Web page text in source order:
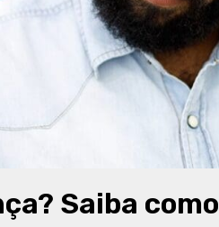
Saiba como